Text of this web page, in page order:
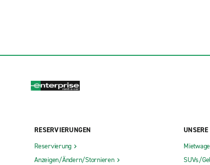
RESERVIERUNGEN
Reservierung
Anzeigen/Ändern/Stornieren
SUVs/